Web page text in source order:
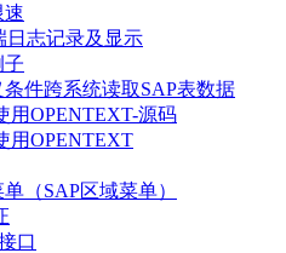
速
日志记录及显示
子
件跨系统读取SAP表数据
用OPENTEXT-源码
用OPENTEXT
（SAP区域菜单）
口